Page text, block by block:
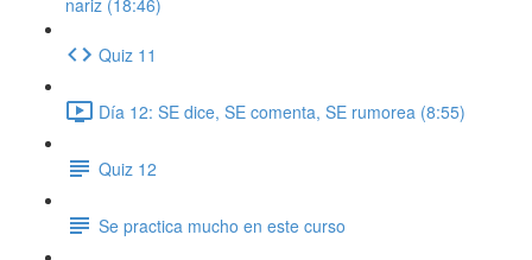
nariz (18:46)
Quiz 11
Día 12: SE dice, SE comenta, SE rumorea (8:55)
Quiz 12
Se practica mucho en este curso